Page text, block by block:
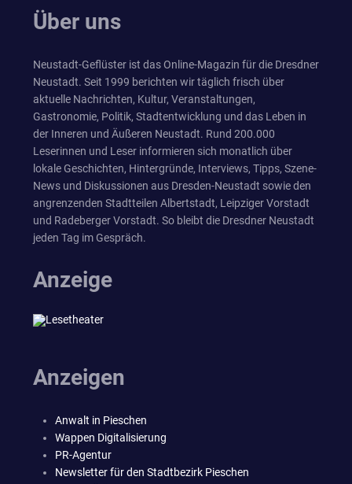
Über uns
Neustadt-Geflüster ist das Online-Magazin für die Dresdner
Neustadt. Seit 1999 berichten wir täglich frisch über
aktuelle Nachrichten, Kultur, Veranstaltungen,
Gastronomie, Politik, Stadtentwicklung und das Leben in
der Inneren und Äußeren Neustadt. Rund 200.000
Leserinnen und Leser informieren sich monatlich über
lokale Geschichten, Hintergründe, Interviews, Tipps, Szene-
News und Diskussionen aus Dresden-Neustadt sowie den
angrenzenden Stadtteilen Albertstadt, Leipziger Vorstadt
und Radeberger Vorstadt. So bleibt die Dresdner Neustadt
jeden Tag im Gespräch.
Anzeige
Anzeigen
Anwalt in Pieschen
Wappen Digitalisierung
PR-Agentur
Newsletter für den Stadtbezirk Pieschen